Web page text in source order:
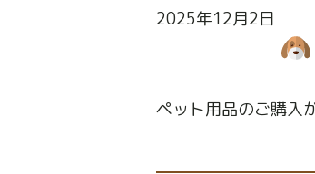
2025年12月2日
ペット用品のご購入